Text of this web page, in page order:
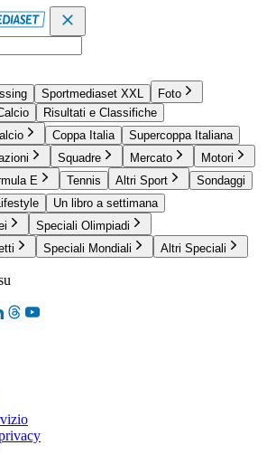
Sportmediaset XXL
Foto
Risultati e Classifiche
Coppa Italia
Supercoppa Italiana
Squadre Mercato
Motori
E Tennis Altri Sport
Sondaggi
Un libro a settimana
Speciali Olimpiadi
Speciali Mondiali Altri Speciali